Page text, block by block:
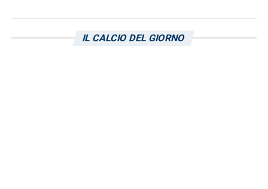
primo e il secondo grado del bicipite
IL CALCIO DEL GIORNO